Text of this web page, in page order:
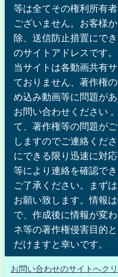
等は全てその権利所有
ございません。お客様
除、送信防止措置にで
のサイトアドレスです
当サイトは各動画共有
ておりません、著作権
め込み動画等に問題が
お問い合わせください
て、著作権等の問題が
しますのでご連絡くだ
にできる限り迅速に対
等により連絡を確認で
ご了承ください。まず
お願い致します。情報
で、作成後に情報が変
ネ等の著作権侵害目的
だけますと幸いです。
お問い合わせのサイトへク